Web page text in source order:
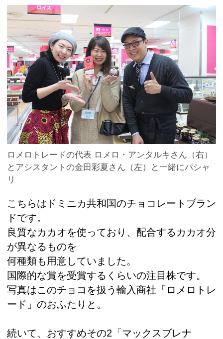
ロメロトレードの代表 ロメロ・アンタルキさん（右）
とアシスタントの金田彩夏さん（左）と一緒にパシャ
リ
こちらはドミニカ共和国のチョコレートブラン
ドです。
良質なカカオを使っており、配合するカカオ分
が異なるものを
何種類も用意していました。
国際的な賞を受賞するくらいの注目株です。
写真はこのチョコを扱う輸入商社「ロメロトレ
ード」のおふたりと。
続いて、おすすめその2「マックスブレナ